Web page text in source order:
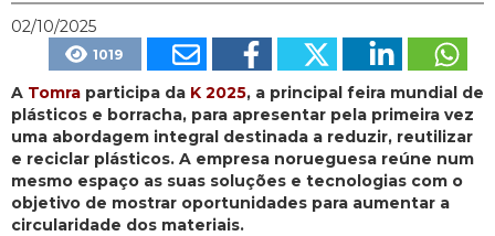
02/10/2025
1019
A Tomra participa da K 2025, a principal feira mundial de
plásticos e borracha, para apresentar pela primeira vez
uma abordagem integral destinada a reduzir, reutilizar
e reciclar plásticos. A empresa norueguesa reúne num
mesmo espaço as suas soluções e tecnologias com o
objetivo de mostrar oportunidades para aumentar a
circularidade dos materiais.